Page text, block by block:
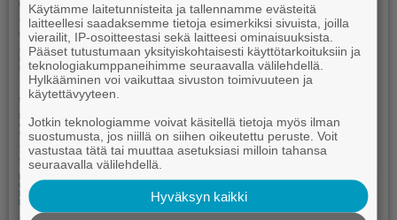
Käytämme laitetunnisteita ja tallennamme evästeitä
laitteellesi saadaksemme tietoja esimerkiksi sivuista, joilla
vierailit, IP-osoitteestasi sekä laitteesi ominaisuuksista.
Pääset tutustumaan yksityiskohtaisesti käyttötarkoituksiin ja
teknologiakumppaneihimme seuraavalla välilehdellä.
Hylkääminen voi vaikuttaa sivuston toimivuuteen ja
käytettävyyteen.
Jotkin teknologiamme voivat käsitellä tietoja myös ilman
suostumusta, jos niillä on siihen oikeutettu peruste. Voit
vastustaa tätä tai muuttaa asetuksiasi milloin tahansa
seuraavalla välilehdellä.
Hyväksyn kaikki